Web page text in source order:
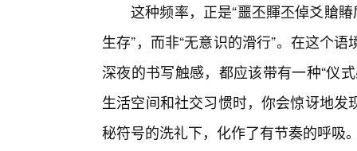
这种频率，正是“噩丕賱丕倬爻賶
生存”，而非“无意识的滑行”。在这个
深夜的书写触感，都应该带有一种“仪
生活空间和社交习惯时，你会惊讶地
秘符号的洗礼下，化作了有节奏的呼吸